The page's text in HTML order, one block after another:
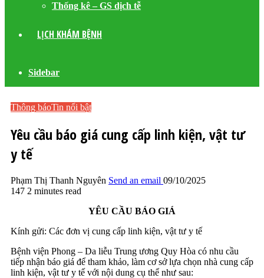
Thống kê – GS dịch tễ
LỊCH KHÁM BỆNH
Sidebar
Thông báoTin nổi bật
Yêu cầu báo giá cung cấp linh kiện, vật tư
y tế
Phạm Thị Thanh Nguyên Send an email 09/10/2025
147 2 minutes read
YÊU CẦU BÁO GIÁ
Kính gửi: Các đơn vị cung cấp linh kiện, vật tư y tế
Bệnh viện Phong – Da liễu Trung ương Quy Hòa có nhu cầu
tiếp nhận báo giá để tham khảo, làm cơ sở lựa chọn nhà cung cấp
linh kiện, vật tư y tế với nội dung cụ thể như sau: